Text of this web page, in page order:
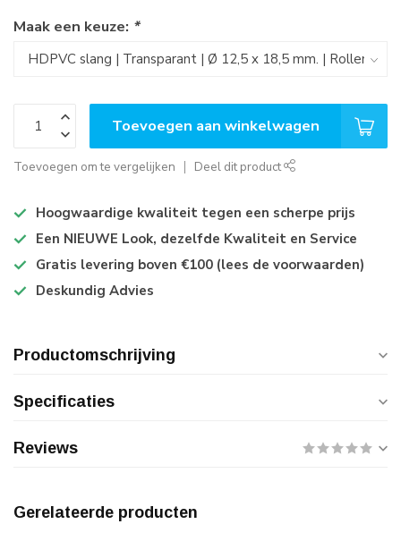
Maak een keuze: *
Toevoegen aan winkelwagen
Toevoegen om te vergelijken Deel dit product
Hoogwaardige kwaliteit tegen een scherpe prijs
Een NIEUWE Look, dezelfde Kwaliteit en Service
Gratis levering boven €100 (lees de voorwaarden)
Deskundig Advies
Productomschrijving
Specificaties
Reviews
Gerelateerde producten